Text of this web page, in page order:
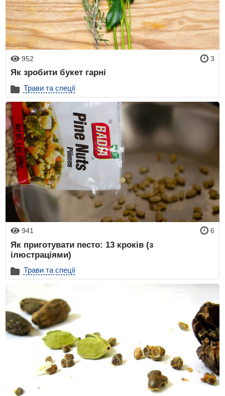
952 3
Як зробити букет гарні
Трави та спеції
941 6
Як приготувати песто: 13 кроків (з
ілюстраціями)
Трави та спеції